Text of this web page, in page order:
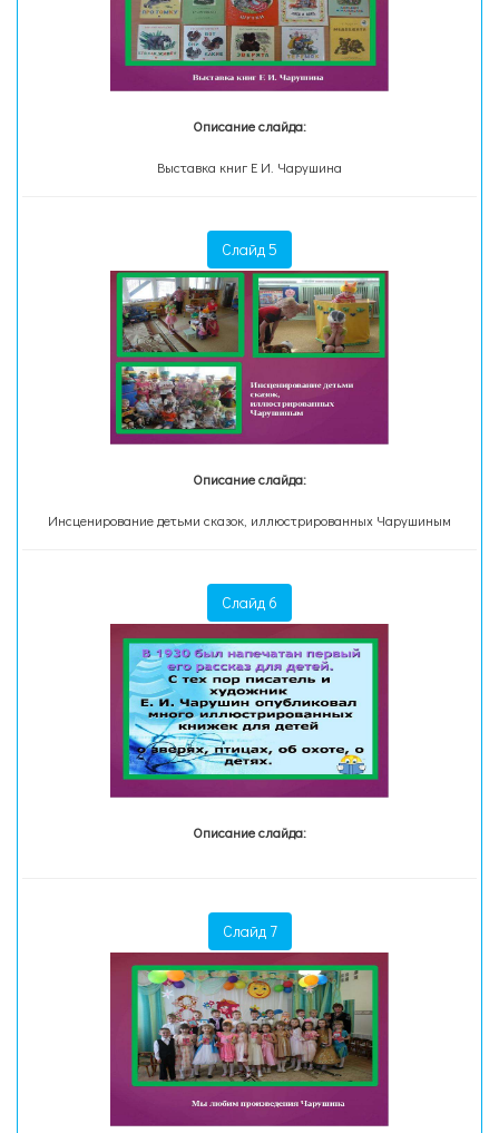
Описание слайда:
Выставка книг Е И. Чарушина
Слайд 5
Описание слайда:
Инсценирование детьми сказок, иллюстрированных Чарушиным
Слайд 6
Описание слайда:
Слайд 7